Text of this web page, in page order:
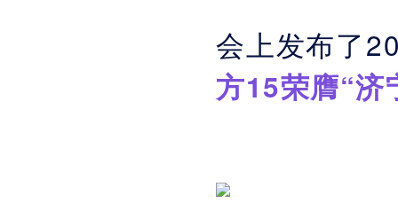
会上发布了
方15荣膺“济